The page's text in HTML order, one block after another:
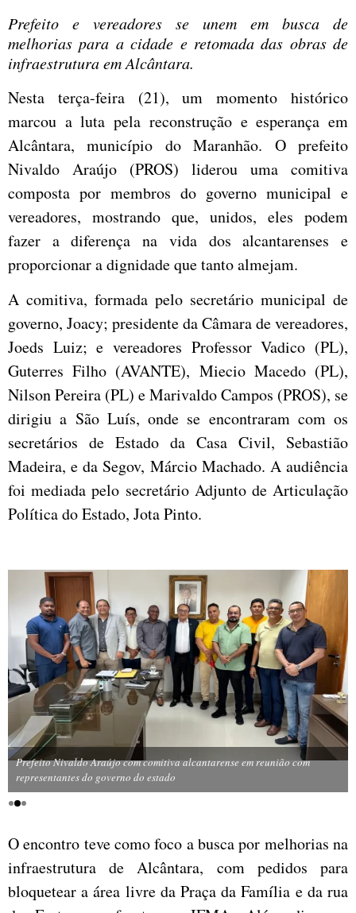
Prefeito e vereadores se unem em busca de
melhorias para a cidade e retomada das obras de
infraestrutura em Alcântara.
Nesta terça-feira (21), um momento histórico
marcou a luta pela reconstrução e esperança em
Alcântara, município do Maranhão. O prefeito
Nivaldo Araújo (PROS) liderou uma comitiva
composta por membros do governo municipal e
vereadores, mostrando que, unidos, eles podem
fazer a diferença na vida dos alcantarenses e
proporcionar a dignidade que tanto almejam.
A comitiva, formada pelo secretário municipal de
governo, Joacy; presidente da Câmara de vereadores,
Joeds Luiz; e vereadores Professor Vadico (PL),
Guterres Filho (AVANTE), Miecio Macedo (PL),
Nilson Pereira (PL) e Marivaldo Campos (PROS), se
dirigiu a São Luís, onde se encontraram com os
secretários de Estado da Casa Civil, Sebastião
Madeira, e da Segov, Márcio Machado. A audiência
foi mediada pelo secretário Adjunto de Articulação
Política do Estado, Jota Pinto.
Prefeito Nivaldo Araújo com comitiva alcantarense em reunião com
representantes do governo do estado
O encontro teve como foco a busca por melhorias na
infraestrutura de Alcântara, com pedidos para
bloquetear a área livre da Praça da Família e da rua